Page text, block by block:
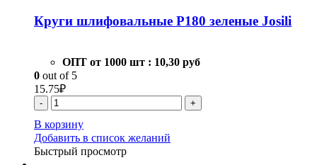
Круги шлифовальные Р180 зеленые Josili
ОПТ от 1000 шт : 10,30 руб
0 out of 5
15.75₽
- +
В корзину
Добавить в список желаний
Быстрый просмотр